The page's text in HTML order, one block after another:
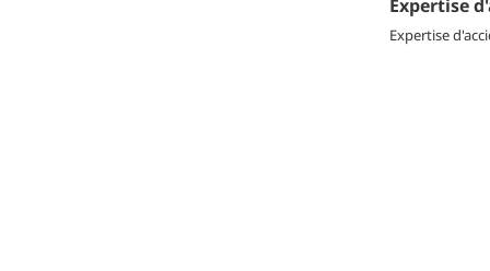
Expertise
Expertise